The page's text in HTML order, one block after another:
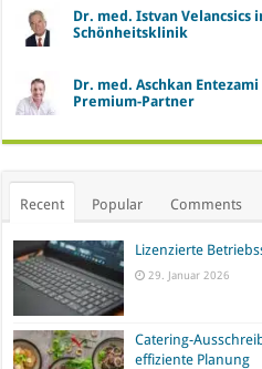
Dr. med. Istvan Velancsics
Schönheitsklinik
Dr. med. Aschkan
Premium-Partner
Recent Popular Comments
Lizenzierte
29. Januar 2026
Catering-
effiziente Planung